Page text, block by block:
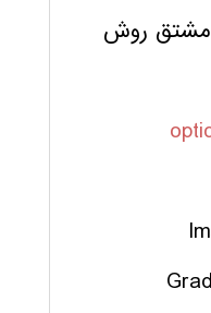
روش Lucas-kanade مشتق روش